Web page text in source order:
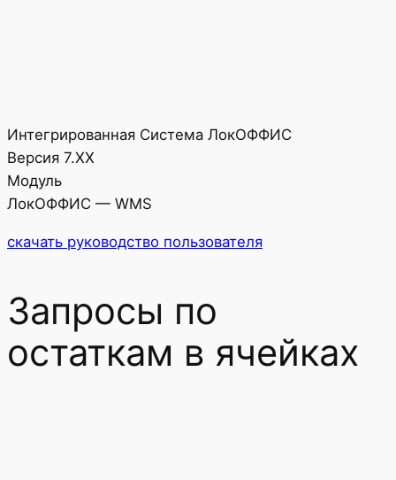
Интегрированная Система ЛокОФФИС
Версия 7.ХХ
Модуль
ЛокОФФИС — WMS
скачать руководство пользователя
Запросы по
остаткам в ячейках